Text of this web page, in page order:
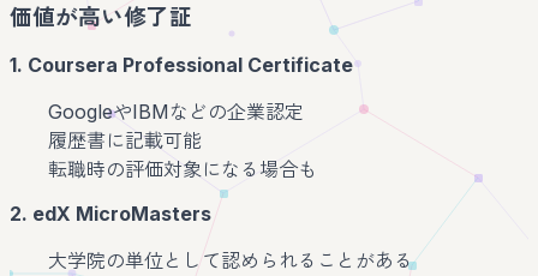
価値が高い修了証
1. Coursera Professional Certificate
GoogleやIBMなどの企業認定
履歴書に記載可能
転職時の評価対象になる場合も
2. edX MicroMasters
大学院の単位として認められることがある